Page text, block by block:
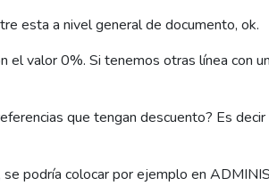
esta a nivel general de documento, ok.
valor 0%. Si tenemos otras línea con
que tengan descuento? Es
podría colocar por ejemplo en